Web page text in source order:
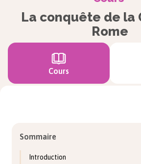
La conquête de la
Rome
Cours
Sommaire
Introduction